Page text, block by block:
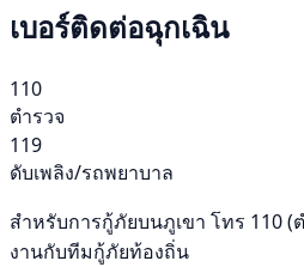
เบอร์ติดต่อฉุกเฉิน
110
ตำรวจ
119
ดับเพลิง/รถพยาบาล
สำหรับการกู้ภัยบนภูเขา โทร 110 (
งานกับทีมกู้ภัยท้องถิ่น